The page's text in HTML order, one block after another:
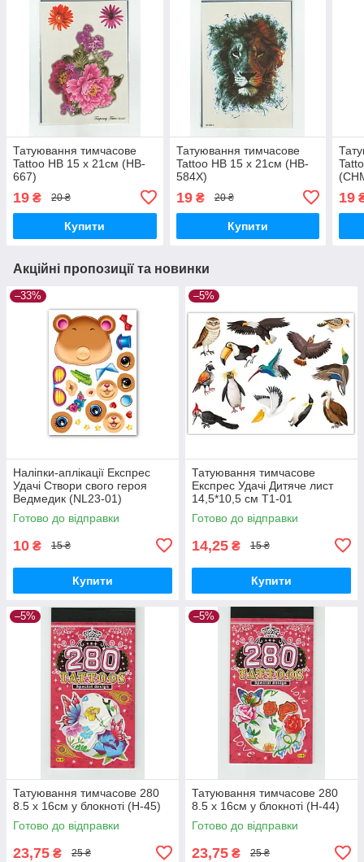
Татуювання тимчасове
Tattoo HB 15 х 21см (HB-
667)
19 ₴ 20 ₴
Купити
Татуювання тимчасове
Tattoo HB 15 х 21см (HB-
584X)
19₴ 20 ₴
Купити
19
Акційні пропозиції та новинки
–33%
Наліпки-аплікації Експрес
Удачі Створи свого героя
Ведмедик (NL23-01)
Готово до відправки
10 ₴ 15 ₴
Купити
–5%
Татуювання тимчасове
Експрес Удачі Дитяче лист
14,5*10,5 см Т1-01
Готово до відправки
14,25 ₴ 15 ₴
Купити
–5%
Татуювання тимчасове 280
8.5 х 16см у блокноті (H-45)
Готово до відправки
23,75 ₴ 25 ₴
–5%
Татуювання тимчасове 280
8.5 х 16см у блокноті (H-44)
Готово до відправки
23,75 ₴ 25 ₴